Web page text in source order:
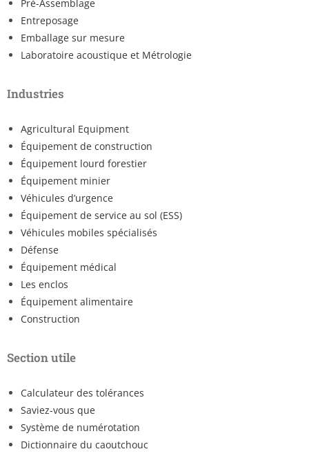
Pré-Assemblage
Entreposage
Emballage sur mesure
Laboratoire acoustique et Métrologie
Industries
Agricultural Equipment
Équipement de construction
Équipement lourd forestier
Équipement minier
Véhicules d’urgence
Équipement de service au sol (ESS)
Véhicules mobiles spécialisés
Défense
Équipement médical
Les enclos
Équipement alimentaire
Construction
Section utile
Calculateur des tolérances
Saviez-vous que
Système de numérotation
Dictionnaire du caoutchouc